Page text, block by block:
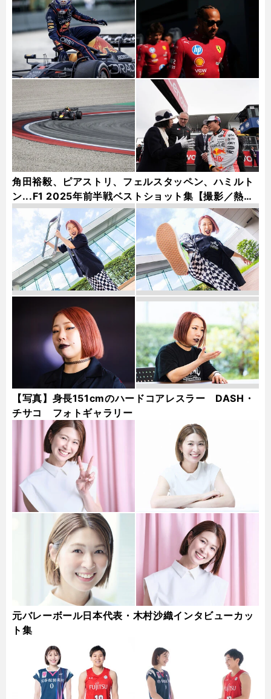
角田裕毅、ピアストリ、フェルスタッペン、ハミルト
ン...F1 2025年前半戦ベストショット集【撮影／熱田
護＆桜井淳雄】
【写真】身長151cmのハードコアレスラー DASH・
チサコ フォトギャラリー
元バレーボール日本代表・木村沙織インタビューカッ
ト集